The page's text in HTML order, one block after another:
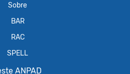
Sobre
BAR
RAC
SPELL
ANPAD